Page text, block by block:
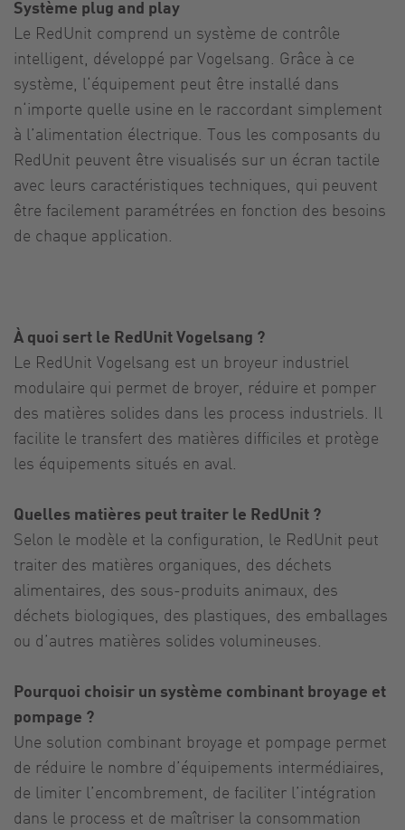
Système plug and play
Le RedUnit comprend un système de contrôle
intelligent, développé par Vogelsang. Grâce à ce
système, l‘équipement peut être installé dans
n‘importe quelle usine en le raccordant simplement
à l’alimentation électrique. Tous les composants du
RedUnit peuvent être visualisés sur un écran tactile
avec leurs caractéristiques techniques, qui peuvent
être facilement paramétrées en fonction des besoins
de chaque application.
À quoi sert le RedUnit Vogelsang ?
Le RedUnit Vogelsang est un broyeur industriel
modulaire qui permet de broyer, réduire et pomper
des matières solides dans les process industriels. Il
facilite le transfert des matières difficiles et protège
les équipements situés en aval.
Quelles matières peut traiter le RedUnit ?
Selon le modèle et la configuration, le RedUnit peut
traiter des matières organiques, des déchets
alimentaires, des sous-produits animaux, des
déchets biologiques, des plastiques, des emballages
ou d’autres matières solides volumineuses.
Pourquoi choisir un système combinant broyage et
pompage ?
Une solution combinant broyage et pompage permet
de réduire le nombre d’équipements intermédiaires,
de limiter l’encombrement, de faciliter l’intégration
dans le process et de maîtriser la consommation